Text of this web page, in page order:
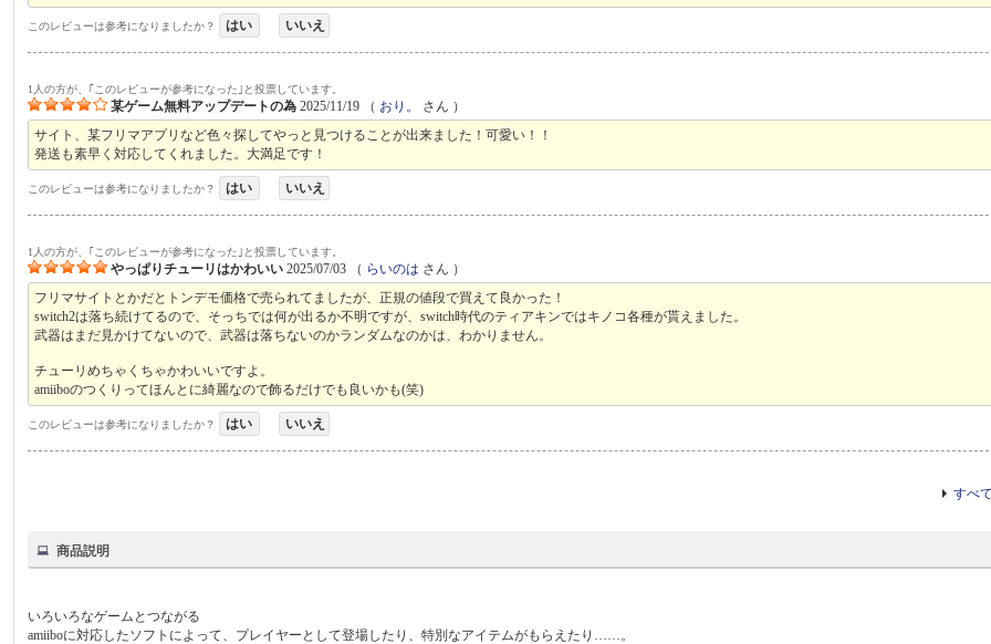
このレビューは参考になりましたか？ はい いいえ
1人の方が、｢このレビューが参考になった｣と投票しています。
某ゲーム無料アップデートの為 2025/11/19 （ おり。
さん ）
サイト、某フリマアプリなど色々探してやっと見つけることが出来ました！可愛い！！
発送も素早く対応してくれました。大満足です！
このレビューは参考になりましたか？ はい いいえ
1人の方が、｢このレビューが参考になった｣と投票しています。
やっぱりチューリはかわいい 2025/07/03 （ らいのは さん ）
フリマサイトとかだとトンデモ価格で売られてましたが、正規の値段で買えて良かった！
switch2は落ち続けてるので、そっちでは何が出るか不明ですが、switch時代のティアキンではキノコ各種が貰えました。
武器はまだ見かけてないので、武器は落ちないのかランダムなのかは、わかりません。
チューリめちゃくちゃかわいいですよ。
amiiboのつくりってほんとに綺麗なので飾るだけでも良いかも(笑)
このレビューは参考になりましたか？ はい いいえ
すべ
商品説明
いろいろなゲームとつながる
amiiboに対応したソフトによって、プレイヤーとして登場したり、特別なアイテムがもらえたり……。